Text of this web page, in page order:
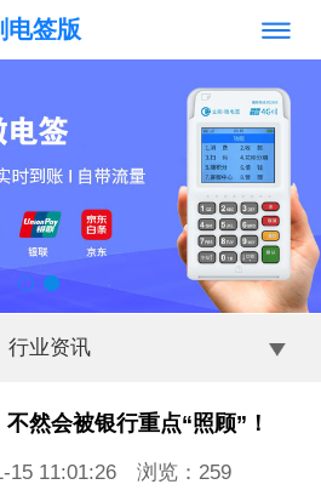
电签版
行业资讯
然会被银行重点“照顾”！
15 11:01:26 浏览： 259